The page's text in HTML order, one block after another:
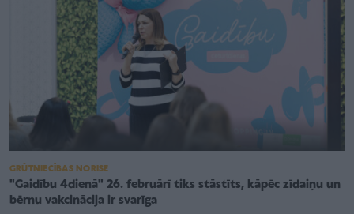
GRŪTNIECĪBAS NORISE
"Gaidību 4dienā" 26. februārī tiks stāstīts, kāpēc zīdaiņu un
bērnu vakcinācija ir svarīga